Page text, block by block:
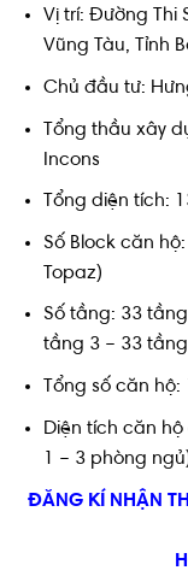
Vị trí: Đường Thi
Vũng Tàu, Tỉnh
Chủ đầu tư:
Tổng thầu xây
Incons
Tổng diện tích:
Số Block căn
Topaz)
Số tầng: 33
tầng 3 – 33
Tổng số căn
Diện tích căn
1 – 3 phòng
ĐĂNG KÍ NHẬN